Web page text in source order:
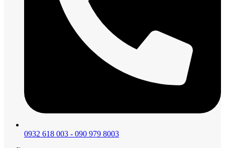
0932 618 003 - 090 979 8003